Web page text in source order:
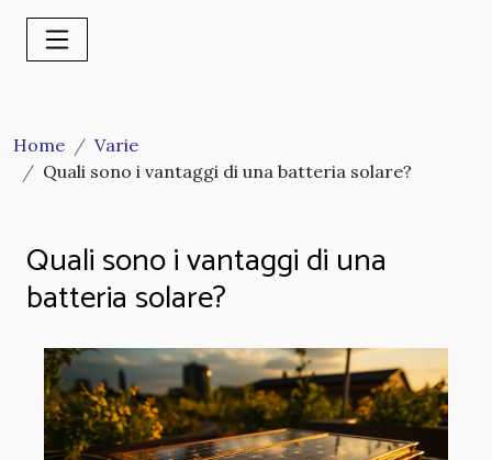
Home
Varie
Quali sono i vantaggi di una batteria solare?
Quali sono i vantaggi di una
batteria solare?